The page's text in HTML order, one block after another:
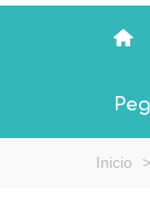
Inicio >